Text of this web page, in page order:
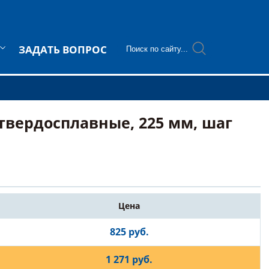
ЗАДАТЬ ВОПРОС
225 мм, шаг
Цена
825 руб.
1 271 руб.